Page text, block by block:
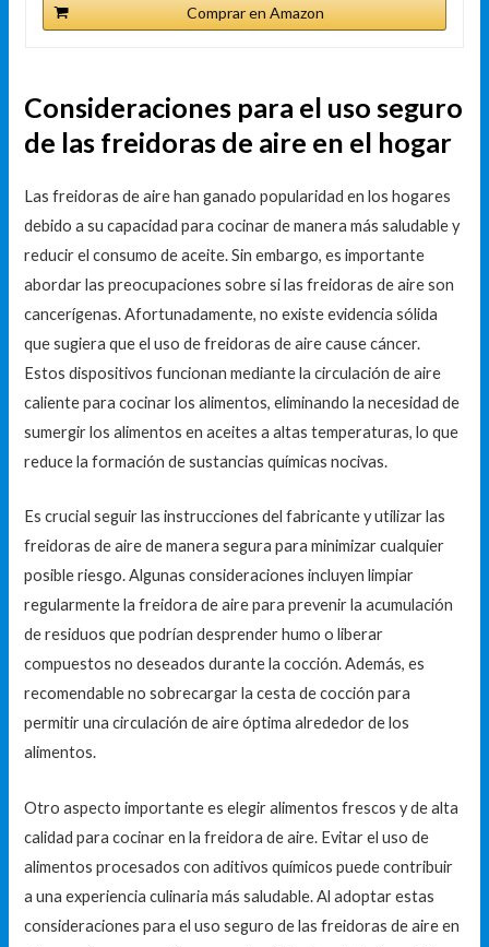
Comprar en Amazon
Consideraciones para el uso seguro
de las freidoras de aire en el hogar
Las freidoras de aire han ganado popularidad en los hogares
debido a su capacidad para cocinar de manera más saludable y
reducir el consumo de aceite. Sin embargo, es importante
abordar las preocupaciones sobre si las freidoras de aire son
cancerígenas. Afortunadamente, no existe evidencia sólida
que sugiera que el uso de freidoras de aire cause cáncer.
Estos dispositivos funcionan mediante la circulación de aire
caliente para cocinar los alimentos, eliminando la necesidad de
sumergir los alimentos en aceites a altas temperaturas, lo que
reduce la formación de sustancias químicas nocivas.
Es crucial seguir las instrucciones del fabricante y utilizar las
freidoras de aire de manera segura para minimizar cualquier
posible riesgo. Algunas consideraciones incluyen limpiar
regularmente la freidora de aire para prevenir la acumulación
de residuos que podrían desprender humo o liberar
compuestos no deseados durante la cocción. Además, es
recomendable no sobrecargar la cesta de cocción para
permitir una circulación de aire óptima alrededor de los
alimentos.
Otro aspecto importante es elegir alimentos frescos y de alta
calidad para cocinar en la freidora de aire. Evitar el uso de
alimentos procesados con aditivos químicos puede contribuir
a una experiencia culinaria más saludable. Al adoptar estas
consideraciones para el uso seguro de las freidoras de aire en